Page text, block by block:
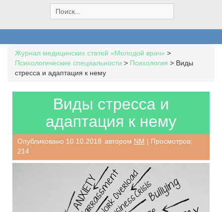
e
a
h
f
o
Журнал медицинских статей «Молодой врач» >
Психологические специальности > Психология > Виды
стресса и адаптация к нему
Виды стресса и
адаптация к нему
Опубликовано 10.10.2018 автором NM | Просмотров:
214